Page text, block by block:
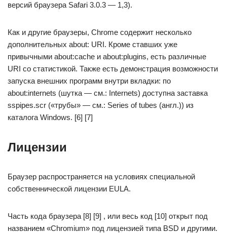
версий браузера Safari 3.0.3 — 1,3).
Как и другие браузеры, Chrome содержит несколько
дополнительных about: URI. Кроме ставших уже
привычными about:cache и about:plugins, есть различные
URI со статистикой. Также есть демонстрация возможности
запуска внешних программ внутри вкладки: по
about:internets (шутка — см.: Internets) доступна заставка
sspipes.scr («трубы» — см.: Series of tubes (англ.)) из
каталога Windows. [6] [7]
Лицензии
Браузер распространяется на условиях специальной
собственнической лицензии EULA.
Часть кода браузера [8] [9] , или весь код [10] открыт под
названием «Chromium» под лицензией типа BSD и другими.